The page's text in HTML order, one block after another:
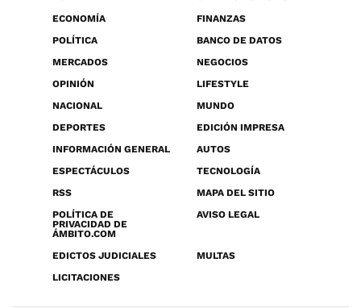
ECONOMÍA
FINANZAS
POLÍTICA
BANCO DE DATOS
MERCADOS
NEGOCIOS
OPINIÓN
LIFESTYLE
NACIONAL
MUNDO
DEPORTES
EDICIÓN IMPRESA
INFORMACIÓN GENERAL
AUTOS
ESPECTÁCULOS
TECNOLOGÍA
RSS
MAPA DEL SITIO
POLÍTICA DE
PRIVACIDAD DE
ÁMBITO.COM
AVISO LEGAL
EDICTOS JUDICIALES
MULTAS
LICITACIONES